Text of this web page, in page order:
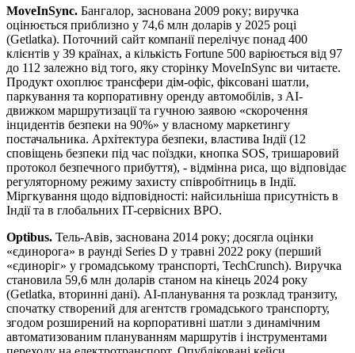
MoveInSync. Бангалор, заснована 2009 року; виручка
оцінюється приблизно у 74,6 млн доларів у 2025 році
(Getlatka). Поточний сайт компанії перелічує понад 400
клієнтів у 39 країнах, а кількість Fortune 500 варіюється від 97
до 112 залежно від того, яку сторінку MoveInSync ви читаєте.
Продукт охоплює трансфери дім-офіс, фіксовані шатли,
паркування та корпоративну оренду автомобілів, з AI-
движком маршрутизації та гучною заявою «скорочення
інцидентів безпеки на 90%» у власному маркетингу
постачальника. Архітектура безпеки, властива Індії (12
сповіщень безпеки під час поїздки, кнопка SOS, тришаровий
протокол безпечного прибуття), - відмінна риса, що відповідає
регуляторному режиму захисту співробітниць в Індії.
Міргкування щодо відповідності: найсильніша присутність в
Індії та в глобальних IT-сервісних BPO.
Optibus. Тель-Авів, заснована 2014 року; досягла оцінки
«єдинорога» в раунді Series D у травні 2022 року (перший
«єдиноріг» у громадському транспорті, TechCrunch). Виручка
становила 59,6 млн доларів станом на кінець 2024 року
(Getlatka, вторинні дані). AI-планування та розклад транзиту,
спочатку створений для агентств громадського транспорту,
згодом розширений на корпоративні шатли з динамічним
автоматизованим плануванням маршрутів і інструментами